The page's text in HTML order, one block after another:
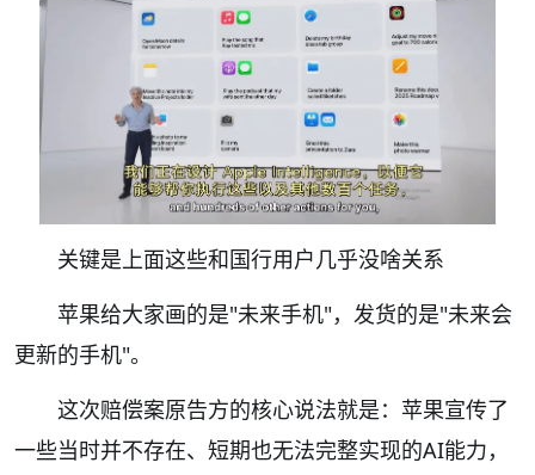
关键是上面这些和国行用户几乎没啥关系
苹果给大家画的是"未来手机"，发货的是"未来会
更新的手机"。
这次赔偿案原告方的核心说法就是：苹果宣传了
一些当时并不存在、短期也无法完整实现的AI能力，